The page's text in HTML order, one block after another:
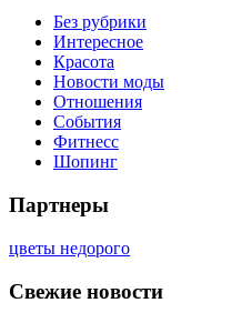
Без рубрики
Интересное
Красота
Новости моды
Отношения
События
Фитнесс
Шопинг
Партнеры
цветы недорого
Свежие новости